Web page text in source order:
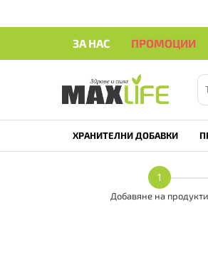
ЗА НАС ПРОМОЦИИ
ХРАНИТЕЛНИ ДОБАВКИ
1
Добавяне на продукти